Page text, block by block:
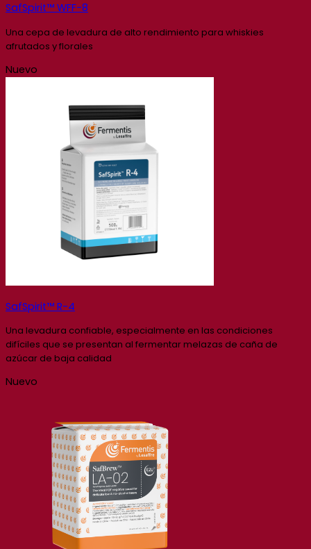
SafSpirit™ WFF-8
Una cepa de levadura de alto rendimiento para whiskies
afrutados y florales
Nuevo
SafSpirit™ R-4
Una levadura confiable, especialmente en las condiciones
difíciles que se presentan al fermentar melazas de caña de
azúcar de baja calidad
Nuevo